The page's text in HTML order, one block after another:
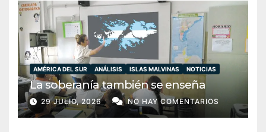
AMÉRICA DEL SUR ANÁLISIS ISLAS MALVINAS NOTICIAS
La soberanía también se enseña
29 JULIO, 2026 NO HAY COMENTARIOS